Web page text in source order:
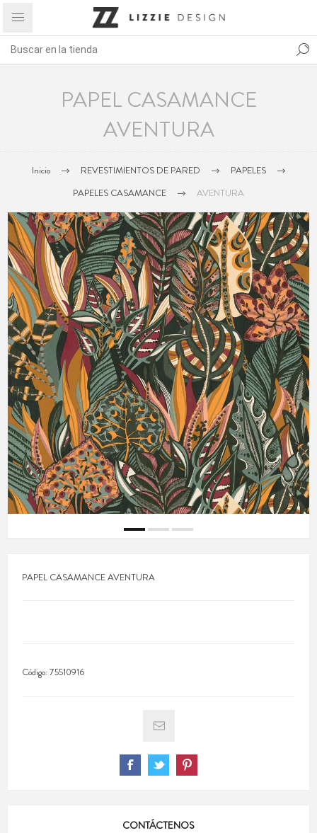
PAPEL CASAMANCE
AVENTURA
Inicio REVESTIMIENTOS DE PARED
PAPELES
PAPELES CASAMANCE
AVENTURA
PAPEL CASAMANCE AVENTURA
Código:75510916
CONTÁCTENOS